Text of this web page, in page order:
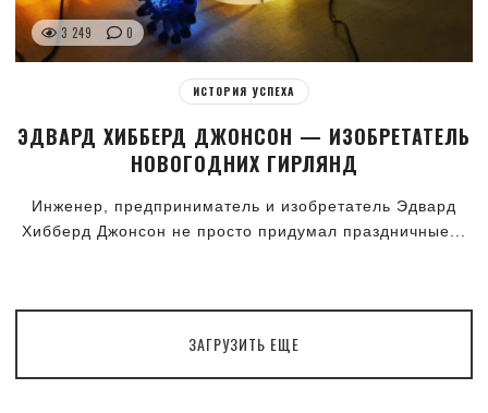
3 249 0
ИСТОРИЯ УСПЕХА
ЭДВАРД ХИББЕРД ДЖОНСОН — ИЗОБРЕТАТЕЛЬ
НОВОГОДНИХ ГИРЛЯНД
Инженер, предприниматель и изобретатель Эдвард
Хибберд Джонсон не просто придумал праздничные...
ЗАГРУЗИТЬ ЕЩЕ